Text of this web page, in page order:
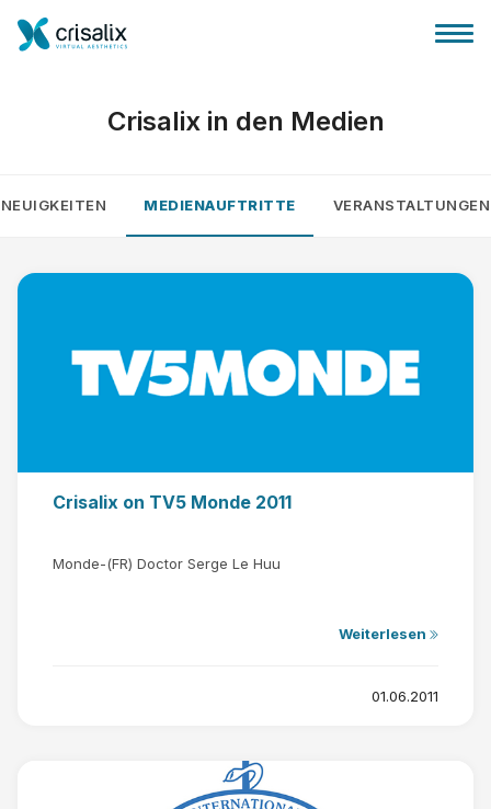
Pläne
Crisalix in den Medien
NEUIGKEITEN MEDIENAUFTRITTE VERANSTALTUNGEN
Crisalix on TV5 Monde 2011
Monde-(FR) Doctor Serge Le Huu
Weiterlesen
01.06.2011